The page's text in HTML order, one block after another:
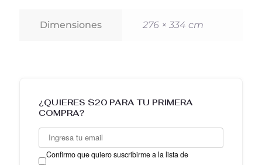
Dimensiones 276 × 334 cm
¿QUIERES $20 PARA TU PRIMERA
COMPRA?
Confirmo que quiero suscribirme a la lista de